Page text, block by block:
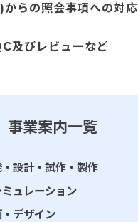
らの照会事項への対応
及びレビューなど
事業案内一覧
設計・試作・製作
ュレーション
デザイン